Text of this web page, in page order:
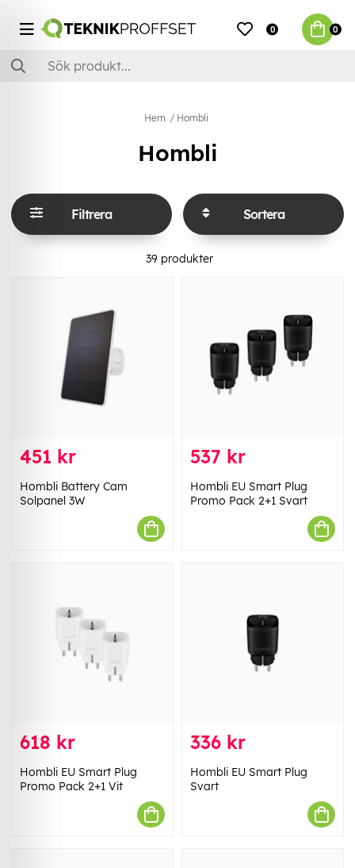
0 0
Hem Hombli
Hombli
Filtrera Sortera
39produkter
451 kr
Hombli Battery Cam
Solpanel 3W
537 kr
Hombli EU Smart Plug
Promo Pack 2+1 Svart
618 kr
Hombli EU Smart Plug
Promo Pack 2+1 Vit
336 kr
Hombli EU Smart Plug
Svart